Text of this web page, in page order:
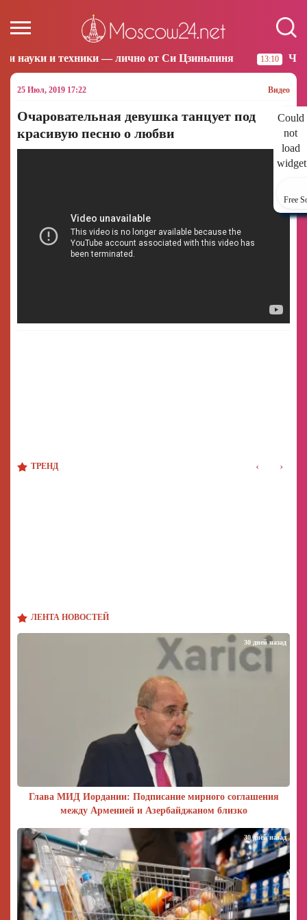
— лично от Си Цзиньпиня 13:10 Что произошло за
ЛЕНТА НОВОСТЕЙ
Глава МИД Иордании: Подписание мирного соглашения
между Арменией и Азербайджаном близко
30 дней назад
30 дней назад
25 Июл, 2019 17:22 Видео
Could
not
load
Free
Очаровательная девушка танцует под
красивую песню о любви
ТРЕНД ‹ ›